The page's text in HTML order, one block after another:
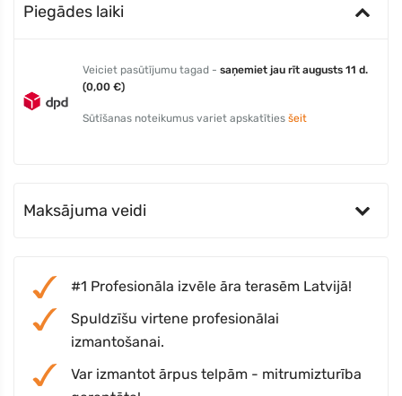
Piegādes laiki
Veiciet pasūtījumu tagad - saņemiet jau rīt augusts 11 d.
(0,00 €)
Sūtīšanas noteikumus variet apskatīties šeit
Maksājuma veidi
#1 Profesionāla izvēle āra terasēm Latvijā!
Spuldzīšu virtene profesionālai
izmantošanai.
Var izmantot ārpus telpām - mitrumizturība